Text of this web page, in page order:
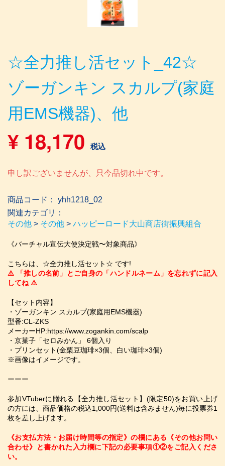
☆全力推し活セット_42☆
ゾーガンキン スカルプ(家庭
用EMS機器)、他
¥ 18,170 税込
申し訳ございませんが、只今品切れ中です。
商品コード： yhh1218_02
関連カテゴリ：
その他 > その他 > ハッピーロード大山商店街振興組合
《バーチャル宣伝大使決定戦〜対象商品》
こちらは、☆全力推し活セット☆ です!
⚠️ 「推しの名前」とご自身の「ハンドルネーム」を忘れずに記入
してね ⚠️
【セット内容】
・ゾーガンキン スカルプ(家庭用EMS機器)
型番:CL-ZKS
メーカーHP:https://www.zogankin.com/scalp
・京菓子「セロみかん」 6個入り
・プリンセット(⾦栗⾖珈琲×3個、⽩い珈琲×3個)
※画像はイメージです。
ーーー
参加VTuberに贈れる【全力推し活セット】(限定50)をお買い上げ
の方には、商品価格の税込1,000円(送料は含みません)毎に投票券1
枚を差し上げます。
《お支払方法・お届け時間等の指定》の欄にある《その他お問い
合わせ》と書かれた入力欄に下記の必要事項①②をご記入くださ
い。